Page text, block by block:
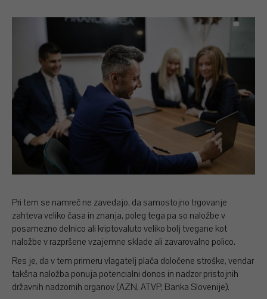
Pri tem se namreč ne zavedajo, da samostojno trgovanje
zahteva veliko časa in znanja, poleg tega pa so naložbe v
posamezno delnico ali kriptovaluto veliko bolj tvegane kot
naložbe v razpršene vzajemne sklade ali zavarovalno polico.
Res je, da v tem primeru vlagatelj plača določene stroške, vendar
takšna naložba ponuja potencialni donos in nadzor pristojnih
državnih nadzornih organov (AZN, ATVP, Banka Slovenije).